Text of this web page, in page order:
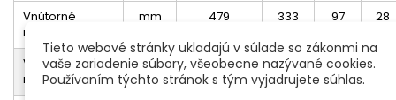
Vnútorné
rozmery
mm 479 333 97 28
Vonkajšie
rozmery
mm 549 438 124
Tieto webové stránky ukladajú v súlade so zákonmi na
vaše zariadenie súbory, všeobecne nazývané cookies.
Používaním týchto stránok s tým vyjadrujete súhlas.